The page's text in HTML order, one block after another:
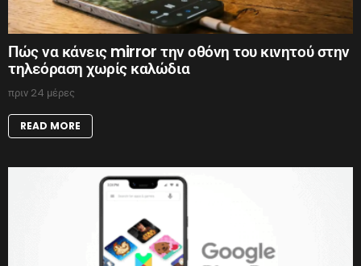
Πώς να κάνεις mirror την οθόνη του κινητού στην
τηλεόραση χωρίς καλώδια
πριν 24 μέρες
READ MORE